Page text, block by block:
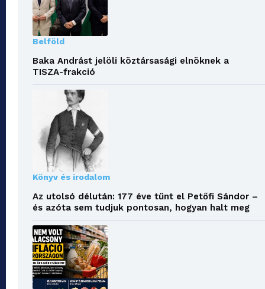
Belföld
Baka Andrást jelöli köztársasági elnöknek a
TISZA-frakció
Könyv és irodalom
Az utolsó délután: 177 éve tűnt el Petőfi Sándor –
és azóta sem tudjuk pontosan, hogyan halt meg